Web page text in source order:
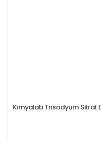
Kimyalab Trisodyum Sitrat